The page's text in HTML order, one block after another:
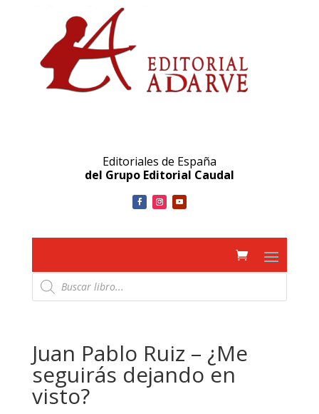
Editoriales de España
del Grupo Editorial Caudal
Búsqueda
de
productos
Juan Pablo Ruiz – ¿Me
seguirás dejando en
visto?